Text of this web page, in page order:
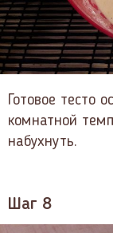
Готовое тесто
комнатной
набухнуть.
Шаг 8